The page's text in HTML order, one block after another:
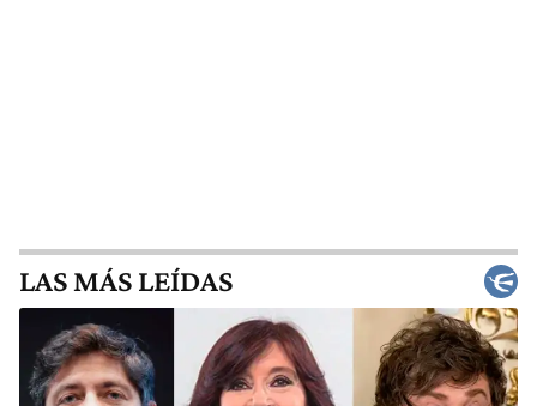
LAS MÁS LEÍDAS